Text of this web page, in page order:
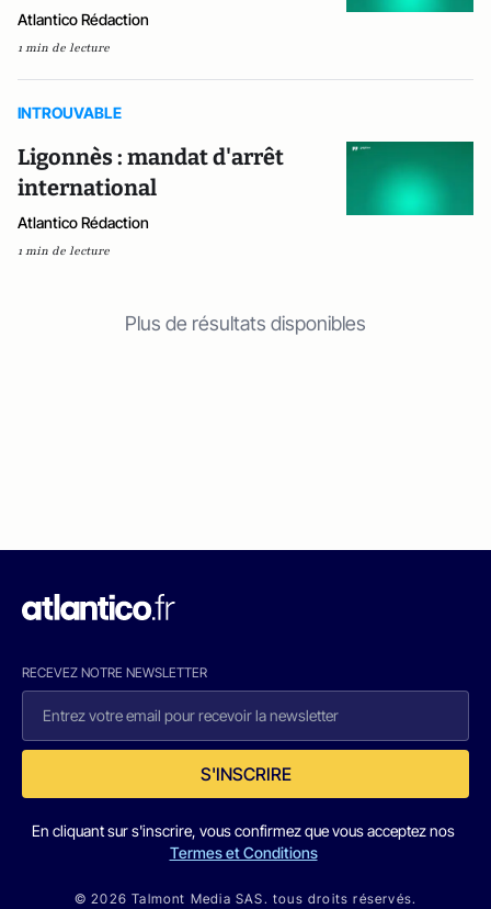
Atlantico Rédaction
1 min de lecture
INTROUVABLE
Ligonnès : mandat d'arrêt
international
Atlantico Rédaction
1 min de lecture
Plus de résultats disponibles
RECEVEZ NOTRE NEWSLETTER
S'INSCRIRE
En cliquant sur s'inscrire, vous confirmez que vous acceptez nos
Termes et Conditions
© 2026 Talmont Media SAS. tous droits réservés.